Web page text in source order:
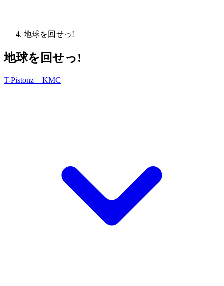
地球を回せっ!
地球を回せっ!
T-Pistonz + KMC